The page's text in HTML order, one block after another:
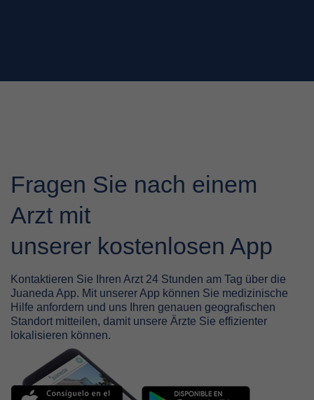
Fragen Sie nach einem
Arzt mit
unserer kostenlosen App
Kontaktieren Sie Ihren Arzt 24 Stunden am Tag über die
Juaneda App. Mit unserer App können Sie medizinische
Hilfe anfordern und uns Ihren genauen geografischen
Standort mitteilen, damit unsere Ärzte Sie effizienter
lokalisieren können.